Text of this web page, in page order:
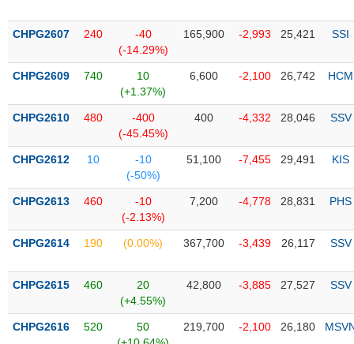
niêm
yết
Theo
dõi
biệt
được
quỹ
mục
ETF
Cổ
chi
tiết
CHPG2607 240
-40
(-14.29%)
165,900 -2,993 25,421 SSI
CHPG2609 740
10
(+1.37%)
6,600 -2,100 26,742 HCM
CHPG2610 480
-400
(-45.45%)
400 -4,332 28,046 SSV
CHPG2612 10
-10
(-50%)
51,100 -7,455 29,491 KIS
CHPG2613 460
-10
(-2.13%)
7,200 -4,778 28,831 PHS
CHPG2614 190 (0.00%) 367,700 -3,439 26,117 SSV
CHPG2615 460
20
(+4.55%)
42,800 -3,885 27,527 SSV
CHPG2616 520
50
219,700 -2,100 26,180
CÔNG
ĐẦU
TƯ
DỮ
MỚI
Ngành
(-)